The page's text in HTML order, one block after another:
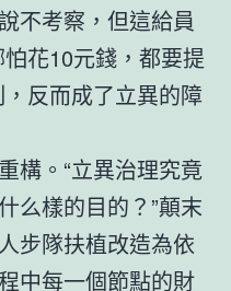
不考察，但這給員
花10元錢，都要提
反而成了立異的障
構。“立異治理究竟
么樣的目的？”顛末
步隊扶植改造為依
中每一個節點的財